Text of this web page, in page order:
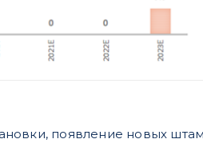
появление новых